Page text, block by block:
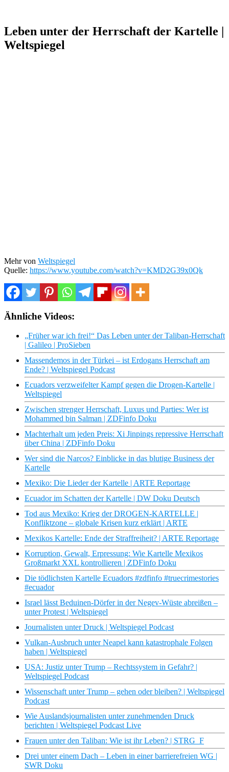
Leben unter der Herrschaft der Kartelle |
Weltspiegel
Mehr von Weltspiegel
Quelle: https://www.youtube.com/watch?v=KMD2G39x0Qk
Ähnliche Videos:
„Früher war ich frei!“ Das Leben unter der Taliban-Herrschaft
| Galileo | ProSieben
Massendemos in der Türkei – ist Erdogans Herrschaft am
Ende? | Weltspiegel Podcast
Ecuadors verzweifelter Kampf gegen die Drogen-Kartelle |
Weltspiegel
Zwischen strenger Herrschaft, Luxus und Parties: Wer ist
Mohammed bin Salman | ZDFinfo Doku
Machterhalt um jeden Preis: Xi Jinpings repressive Herrschaft
über China | ZDFinfo Doku
Wer sind die Narcos? Einblicke in das blutige Business der
Kartelle
Mexiko: Die Lieder der Kartelle | ARTE Reportage
Ecuador im Schatten der Kartelle | DW Doku Deutsch
Tod aus Mexiko: Krieg der DROGEN-KARTELLE |
Konfliktzone – globale Krisen kurz erklärt | ARTE
Mexikos Kartelle: Ende der Straffreiheit? | ARTE Reportage
Korruption, Gewalt, Erpressung: Wie Kartelle Mexikos
Großmarkt XXL kontrollieren | ZDFinfo Doku
Die tödlichsten Kartelle Ecuadors #zdfinfo #truecrimestories
#ecuador
Israel lässt Beduinen-Dörfer in der Negev-Wüste abreißen –
unter Protest | Weltspiegel
Journalisten unter Druck | Weltspiegel Podcast
Vulkan-Ausbruch unter Neapel kann katastrophale Folgen
haben | Weltspiegel
USA: Justiz unter Trump – Rechtssystem in Gefahr? |
Weltspiegel Podcast
Wissenschaft unter Trump – gehen oder bleiben? | Weltspiegel
Podcast
Wie Auslandsjournalisten unter zunehmenden Druck
berichten | Weltspiegel Podcast Live
Frauen unter den Taliban: Wie ist ihr Leben? | STRG_F
Drei unter einem Dach – Leben in einer barrierefreien WG |
SWR Doku